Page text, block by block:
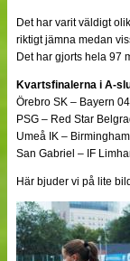
Det har varit väldigt
riktigt jämna medan
Det har gjorts hela 97
Kvartsfinalerna i A-
Örebro SK – Bayern
PSG – Red Star
Umeå IK –
San Gabriel – IF
Här bjuder vi på lite